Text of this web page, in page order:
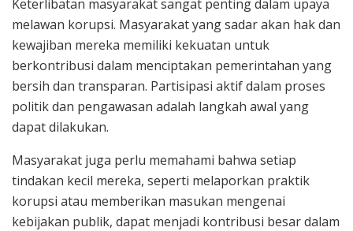
Keterlibatan masyarakat sangat penting dalam upaya
melawan korupsi. Masyarakat yang sadar akan hak dan
kewajiban mereka memiliki kekuatan untuk
berkontribusi dalam menciptakan pemerintahan yang
bersih dan transparan. Partisipasi aktif dalam proses
politik dan pengawasan adalah langkah awal yang
dapat dilakukan.
Masyarakat juga perlu memahami bahwa setiap
tindakan kecil mereka, seperti melaporkan praktik
korupsi atau memberikan masukan mengenai
kebijakan publik, dapat menjadi kontribusi besar dalam